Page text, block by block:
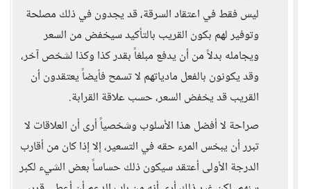
ليس فقط في اعتقاد السرقة، قد يجدون في ذلك مصلحة
وتوفير لهم بكون القريب بالتأكيد سيخفض من السعر
ويجامله بدلاً من أن يدفع مبلغاً بقدر كذا وكذا لشخص آخر،
وقد يكونون بالفعل مادياتهم لا تسمح فأيضاً يعتقدون أن
القريب قد يخفض السعر، حسب علاقة القرابة.
صراحة لا أفضل هذا الأسلوب وشخصياً أرى أن العلاقات لا
تبرر أن يبخس المرء حقه في التسعير، إلا إذا كان من أقارب
الدرجة الأولى أعتقد سيكون ذلك حساساً بعض الشيء لكبر